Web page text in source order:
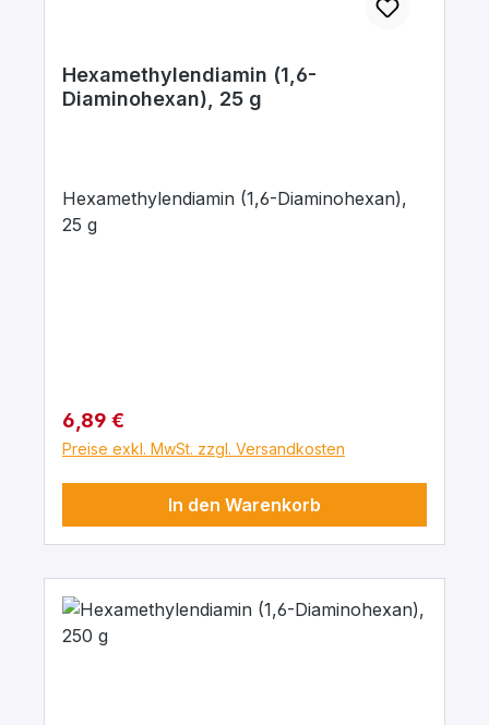
Hexamethylendiamin (1,6-
Diaminohexan), 25 g
Hexamethylendiamin (1,6-Diaminohexan),
25 g
Regulärer Preis:
6,89 €
Preise exkl. MwSt. zzgl. Versandkosten
In den Warenkorb